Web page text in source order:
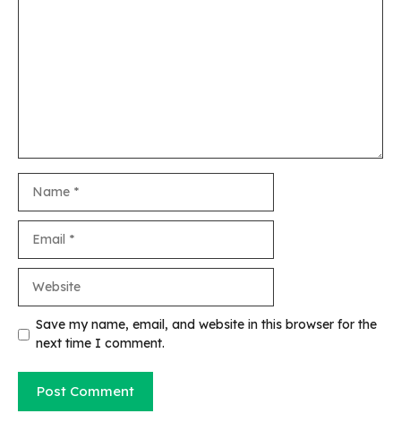
Save my name, email, and website in this browser for the
next time I comment.